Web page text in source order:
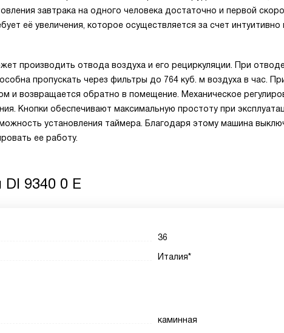
завтрака на одного человека достаточно и первой
её увеличения, которое осуществляется за счет интуитивно
производить отвода воздуха и его рециркуляции. При
пропускать через фильтры до 764 куб. м воздуха в час.
и возвращается обратно в помещение. Механическое
Кнопки обеспечивают максимальную простоту при
установления таймера. Благодаря этому машина
ее работу.
9340 0 E
36
Италия*
каминная